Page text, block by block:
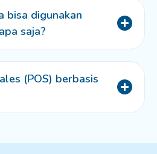
bisa digunakan
saja?
(POS) berbasis